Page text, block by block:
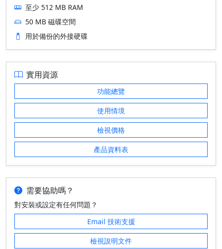
至少 512 MB RAM
50 MB 磁碟空間
用於備份的外接硬碟
實用資源
功能總覽
使用情境
檢視價格
產品資料表
需要協助嗎？
對安裝或設定有任何問題？
Email 技術支援
檢視說明文件